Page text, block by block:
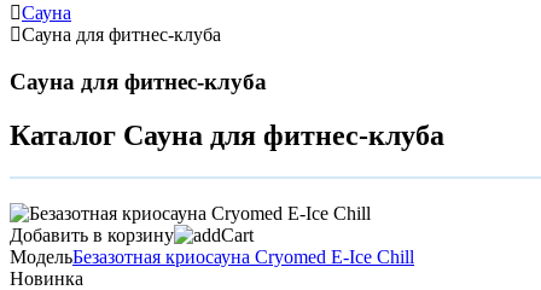
Сауна
Сауна для фитнес-клуба
Сауна для фитнес-клуба
Каталог Сауна для фитнес-клуба
Добавить в корзину
МодельБезазотная криосауна Cryomed E-Ice Chill
Новинка